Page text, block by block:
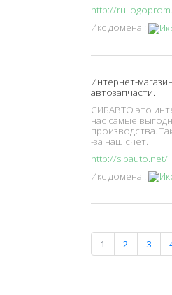
http://
Икс домена :
Интернет-
автозапчасти.
СИБАВТО это
нас самые
производства.
-за наш счет.
http://sibauto.net/
Икс домена :
1 2 3